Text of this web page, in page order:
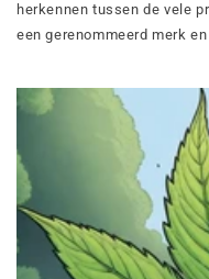
herkennen tussen de vele
een gerenommeerd merk